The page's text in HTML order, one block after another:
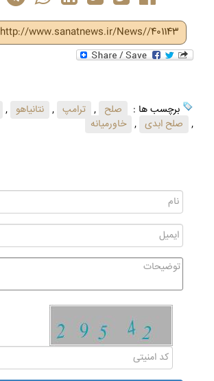
http://www.sanatnews.ir/News//401143
برچسب ها : صلح , ترامپ , نتانیاهو ,
, صلح ابدی , خاورمیانه